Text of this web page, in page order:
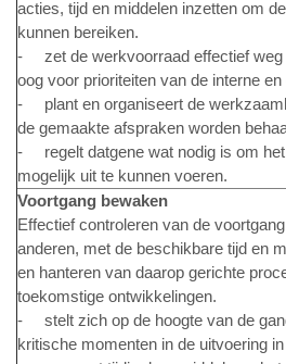
acties, tijd en middelen inzetten om
kunnen bereiken.
- zet de werkvoorraad effectief weg
oog voor prioriteiten van de interne
- plant en organiseert de
de gemaakte afspraken worden
- regelt datgene wat nodig is om het
mogelijk uit te kunnen voeren.
Voortgang bewaken
Effectief controleren van de
anderen, met de beschikbare tijd en
en hanteren van daarop gerichte
toekomstige ontwikkelingen.
- stelt zich op de hoogte van de
kritische momenten in de uitvoering